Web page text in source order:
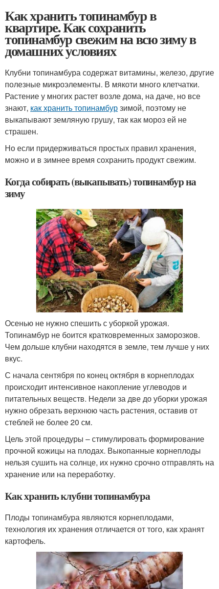
Как хранить топинамбур в
квартире. Как сохранить
топинамбур свежим на всю зиму в
домашних условиях
Клубни топинамбура содержат витамины, железо, другие
полезные микроэлементы. В мякоти много клетчатки.
Растение у многих растет возле дома, на даче, но все
знают, как хранить топинамбурзимой, поэтому не
выкапывают земляную грушу, так как мороз ей не
страшен.
Но если придерживаться простых правил хранения,
можно и в зимнее время сохранить продукт свежим.
Когда собирать (выкапывать) топинамбур на
зиму
Осенью не нужно спешить с уборкой урожая.
Топинамбур не боится кратковременных заморозков.
Чем дольше клубни находятся в земле, тем лучше у них
вкус.
С начала сентября по конец октября в корнеплодах
происходит интенсивное накопление углеводов и
питательных веществ. Недели за две до уборки урожая
нужно обрезать верхнюю часть растения, оставив от
стеблей не более 20 см.
Цель этой процедуры – стимулировать формирование
прочной кожицы на плодах. Выкопанные корнеплоды
нельзя сушить на солнце, их нужно срочно отправлять на
хранение или на переработку.
Как хранить клубни топинамбура
Плоды топинамбура являются корнеплодами,
технология их хранения отличается от того, как хранят
картофель.